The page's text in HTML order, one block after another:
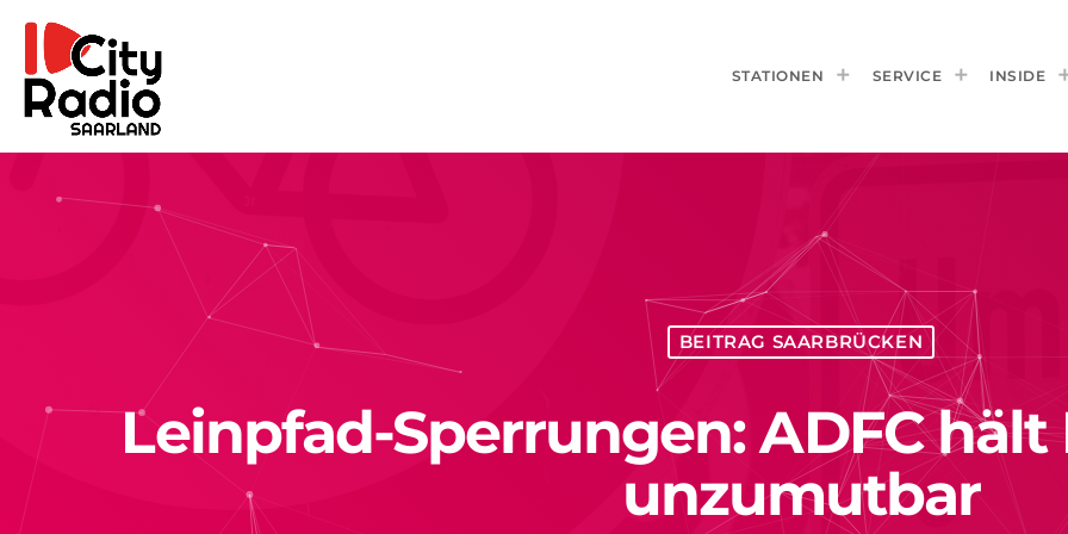
STATIONEN SERVICE INSIDE
BEITRAG SAARBRÜCKEN
Leinpfad-Sperrungen: ADFC
unzumutbar